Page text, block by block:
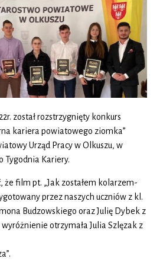
został rozstrzygnięty konkurs
kariera powiatowego ziomka”
Urząd Pracy w Olkuszu, w
Tygodnia Kariery.
że film pt. „Jak zostałem kolarzem-
przez naszych uczniów z kl.
Budzowskiego oraz Julię Dybek z
wyróżnienie otrzymała Julia Szlęzak z